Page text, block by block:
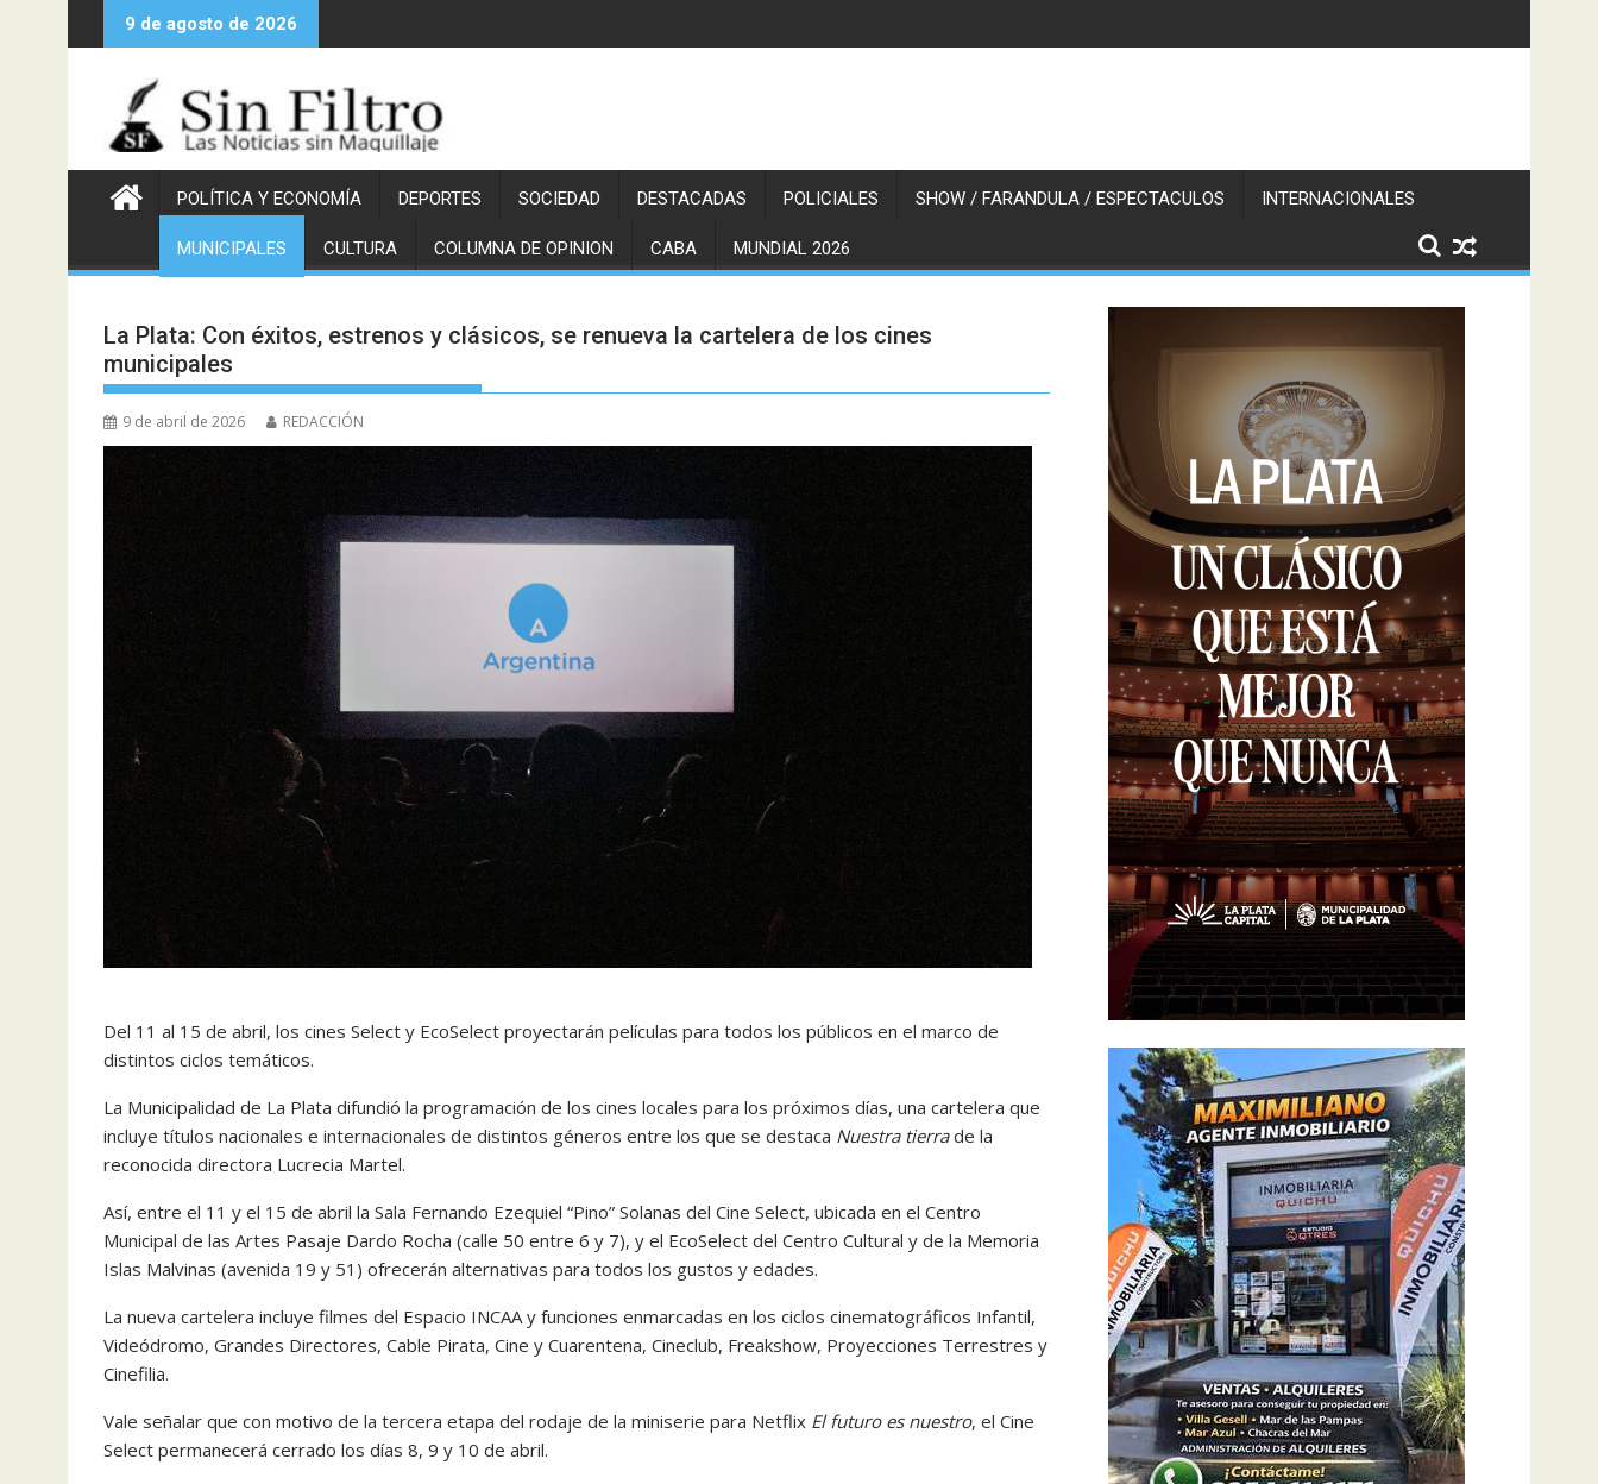
al
9 de agosto de 2026
POLÍTICA Y ECONOMÍA DEPORTES SOCIEDAD DESTACADAS POLICIALES SHOW / FARANDULA / ESPECTACULOS INTERNACIONALES
MUNICIPALES CULTURA COLUMNA DE OPINION CABA MUNDIAL 2026
La Plata: Con éxitos, estrenos y clásicos, se renueva la cartelera de los cines
municipales
9 de abril de 2026 REDACCIÓN
Del 11 al 15 de abril, los cines Select y EcoSelect proyectarán películas para todos los públicos en el marco de
distintos ciclos temáticos.
La Municipalidad de La Plata difundió la programación de los cines locales para los próximos días, una cartelera que
incluye títulos nacionales e internacionales de distintos géneros entre los que se destaca Nuestra tierrade la
reconocida directora Lucrecia Martel.
Así, entre el 11 y el 15 de abril la Sala Fernando Ezequiel “Pino” Solanas del Cine Select, ubicada en el Centro
Municipal de las Artes Pasaje Dardo Rocha (calle 50 entre 6 y 7), y el EcoSelect del Centro Cultural y de la Memoria
Islas Malvinas (avenida 19 y 51) ofrecerán alternativas para todos los gustos y edades.
La nueva cartelera incluye filmes del Espacio INCAA y funciones enmarcadas en los ciclos cinematográficos Infantil,
Videódromo, Grandes Directores, Cable Pirata, Cine y Cuarentena, Cineclub, Freakshow, Proyecciones Terrestres y
Cinefilia.
Vale señalar que con motivo de la tercera etapa del rodaje de la miniserie para Netflix El futuro es nuestro, el Cine
Select permanecerá cerrado los días 8, 9 y 10 de abril.